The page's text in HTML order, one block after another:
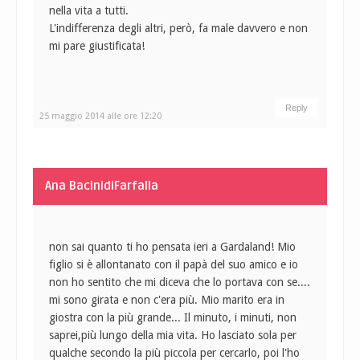
25 maggio 2014 alle ore 12:20
nella vita a tutti.
L'indifferenza degli altri, però, fa male davvero e non
mi pare giustificata!
Reply
Ana BacinidiFarfalla
non sai quanto ti ho pensata ieri a Gardaland! Mio
figlio si è allontanato con il papà del suo amico e io
non ho sentito che mi diceva che lo portava con se....
mi sono girata e non c'era più. Mio marito era in
giostra con la più grande... Il minuto, i minuti, non
saprei,più lungo della mia vita. Ho lasciato sola per
qualche secondo la più piccola per cercarlo, poi l'ho